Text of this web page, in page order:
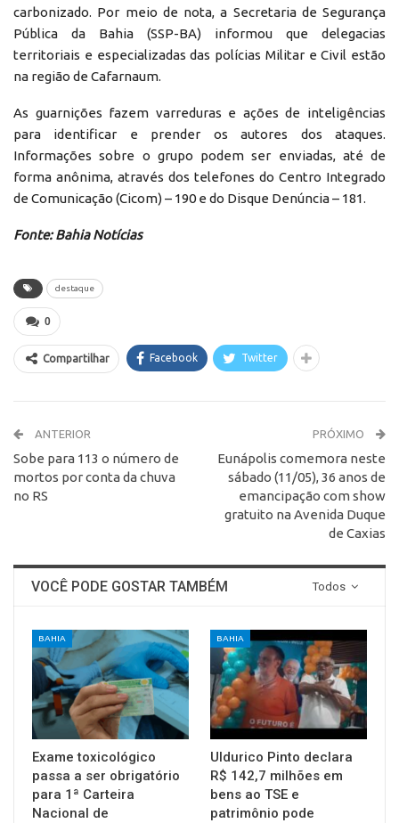
carbonizado. Por meio de nota, a Secretaria de Segurança
Pública da Bahia (SSP-BA) informou que delegacias
territoriais e especializadas das polícias Militar e Civil estão
na região de Cafarnaum.
As guarnições fazem varreduras e ações de inteligências
para identificar e prender os autores dos ataques.
Informações sobre o grupo podem ser enviadas, até de
forma anônima, através dos telefones do Centro Integrado
de Comunicação (Cicom) – 190 e do Disque Denúncia – 181.
Fonte: Bahia Notícias
destaque
0
Compartilhar Facebook Twitter
ANTERIOR
Sobe para 113 o número de
mortos por conta da chuva
no RS
PRÓXIMO
Eunápolis comemora neste
sábado (11/05), 36 anos de
emancipação com show
gratuito na Avenida Duque
de Caxias
Todos
VOCÊ PODE GOSTAR TAMBÉM
BAHIA
Exame toxicológico
passa a ser obrigatório
para 1ª Carteira
Nacional de
BAHIA
Uldurico Pinto declara
R$ 142,7 milhões em
bens ao TSE e
patrimônio pode